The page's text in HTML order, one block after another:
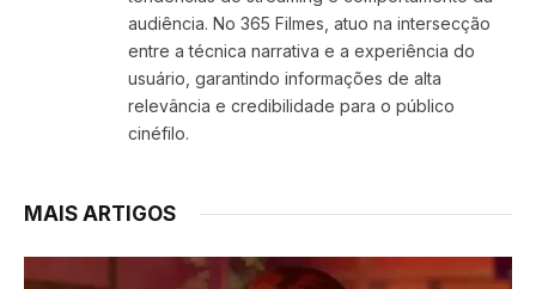
audiência. No 365 Filmes, atuo na intersecção
entre a técnica narrativa e a experiência do
usuário, garantindo informações de alta
relevância e credibilidade para o público
cinéfilo.
MAIS ARTIGOS